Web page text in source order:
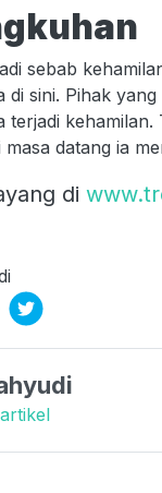
sebab
di sini. Pihak
terjadi
datang ia
di